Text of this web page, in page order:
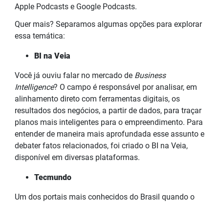
Apple Podcasts e Google Podcasts.
Quer mais? Separamos algumas opções para explorar
essa temática:
BI na Veia
Você já ouviu falar no mercado de Business
Intelligence? O campo é responsável por analisar, em
alinhamento direto com ferramentas digitais, os
resultados dos negócios, a partir de dados, para traçar
planos mais inteligentes para o empreendimento. Para
entender de maneira mais aprofundada esse assunto e
debater fatos relacionados, foi criado o BI na Veia,
disponível em diversas plataformas.
Tecmundo
Um dos portais mais conhecidos do Brasil quando o